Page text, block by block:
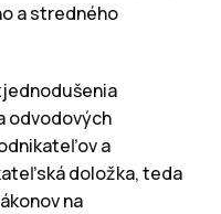
a stredného
odvodových
a
doložka, teda
na